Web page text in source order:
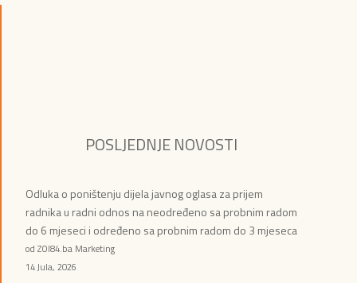
POSLJEDNJE NOVOSTI
Odluka o poništenju dijela javnog oglasa za prijem
radnika u radni odnos na neodređeno sa probnim radom
do 6 mjeseci i određeno sa probnim radom do 3 mjeseca
od ZOI84.ba Marketing
14 Jula, 2026